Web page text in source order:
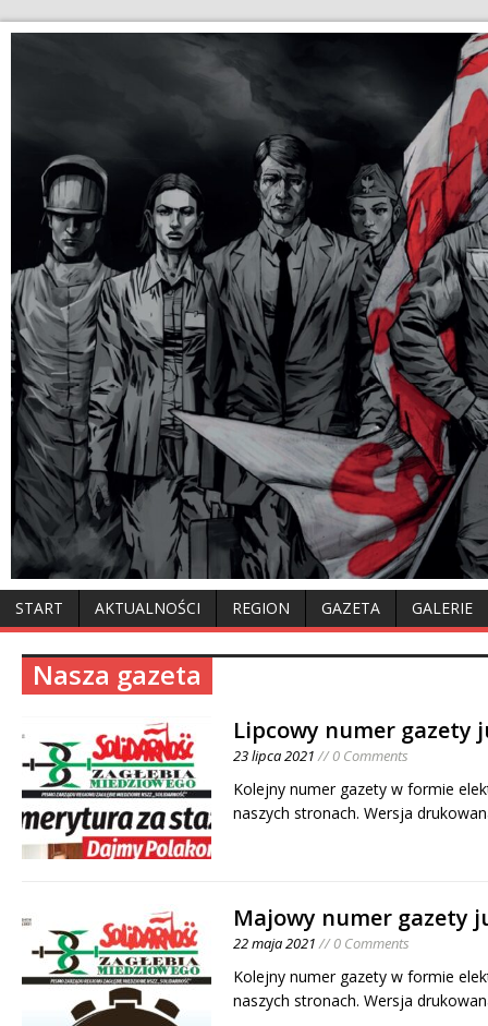
START AKTUALNOŚCI REGION GAZETA GALERIE
Nasza gazeta
Lipcowy numer gazety
23 lipca 2021// 0 Comments
Kolejny numer gazety w formie
naszych stronach. Wersja
Majowy numer gazety
22 maja 2021// 0 Comments
Kolejny numer gazety w formie
naszych stronach. Wersja